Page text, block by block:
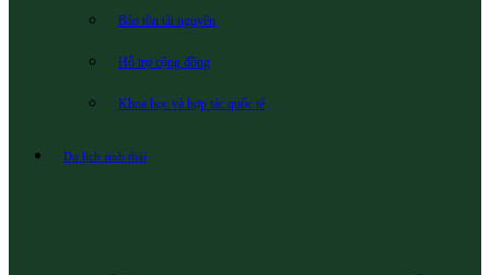
Bảo tồn tài nguyên
Hỗ trợ cộng đồng
Khoa học và hợp tác quốc tế
Du lịch sinh thái